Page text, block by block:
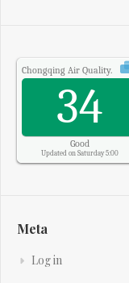
Chongqing Air Quality.
34
Good
Updated on Saturday 5:00
Meta
Log in